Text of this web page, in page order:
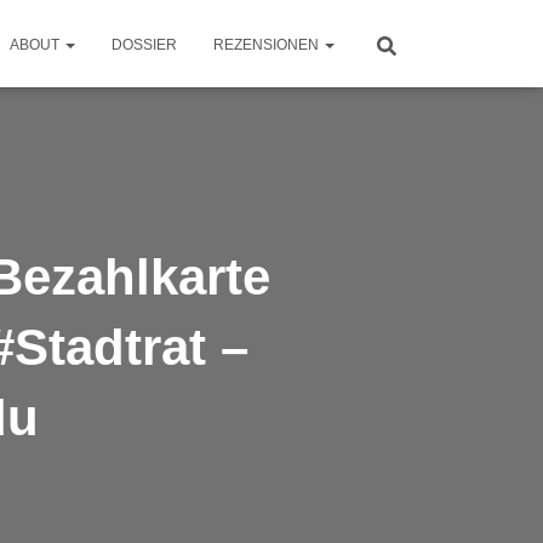
ABOUT DOSSIER REZENSIONEN
–